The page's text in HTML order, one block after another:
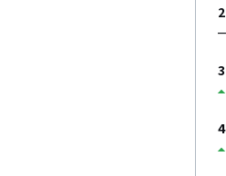
2
check_indeterminate_small
3
arrow_drop_up
4
arrow_drop_up